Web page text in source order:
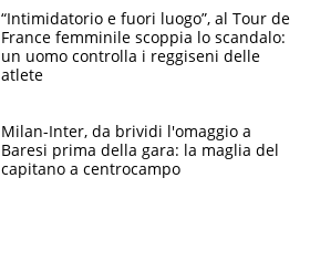
“Intimidatorio e fuori luogo”, al Tour de
France femminile scoppia lo scandalo:
un uomo controlla i reggiseni delle
atlete
Milan-Inter, da brividi l'omaggio a
Baresi prima della gara: la maglia del
capitano a centrocampo